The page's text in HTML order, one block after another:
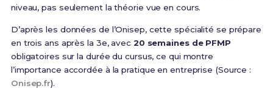
niveau, pas seulement la théorie vue en cours.
D’après les données de l’Onisep, cette spécialité se prépare
en trois ans après la 3e, avec 20 semaines de PFMP
obligatoires sur la durée du cursus, ce qui montre
l’importance accordée à la pratique en entreprise (Source :
Onisep.fr).